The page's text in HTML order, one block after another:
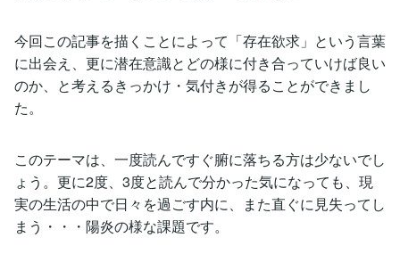
今回この記事を描くことによって「存在欲求」という言葉
に出会え、更に潜在意識とどの様に付き合っていけば良い
のか、と考えるきっかけ・気付きが得ることができまし
た。
このテーマは、一度読んですぐ腑に落ちる方は少ないでし
ょう。更に2度、3度と読んで分かった気になっても、現
実の生活の中で日々を過ごす内に、また直ぐに見失ってし
まう・・・陽炎の様な課題です。